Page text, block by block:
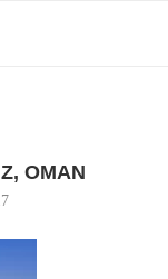
OMAN